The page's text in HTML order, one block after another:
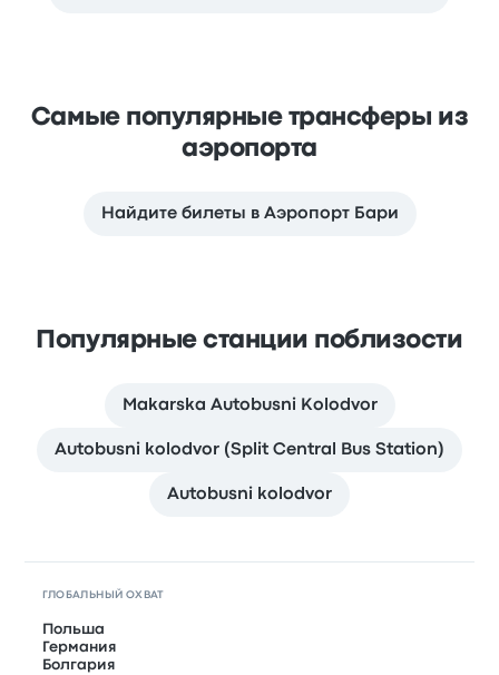
Самые популярные трансферы из
аэропорта
Найдите билеты в Аэропорт Бари
Популярные станции поблизости
Makarska Autobusni Kolodvor
Autobusni kolodvor (Split Central Bus Station)
Autobusni kolodvor
ГЛОБАЛЬНЫЙ ОХВАТ
Польша
Германия
Болгария